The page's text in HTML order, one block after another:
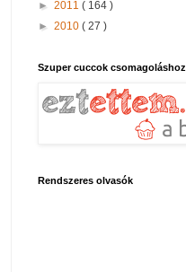
► 2011 ( 164 )
► 2010 ( 27 )
Szuper cuccok csomagoláshoz
Rendszeres olvasók